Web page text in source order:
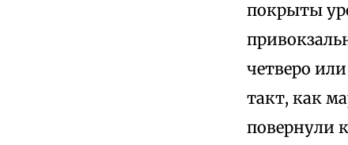
покрыты
четверо
такт, как
повернули